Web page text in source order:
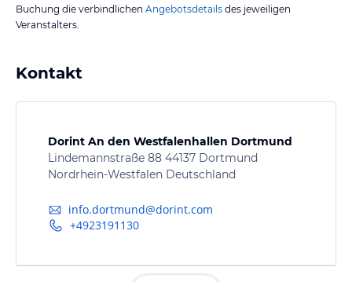
Buchung die verbindlichen Angebotsdetails des jeweiligen
Veranstalters.
Kontakt
Dorint An den Westfalenhallen Dortmund
Lindemannstraße 88 44137 Dortmund
Nordrhein-Westfalen Deutschland
info.dortmund@dorint.com
+4923191130